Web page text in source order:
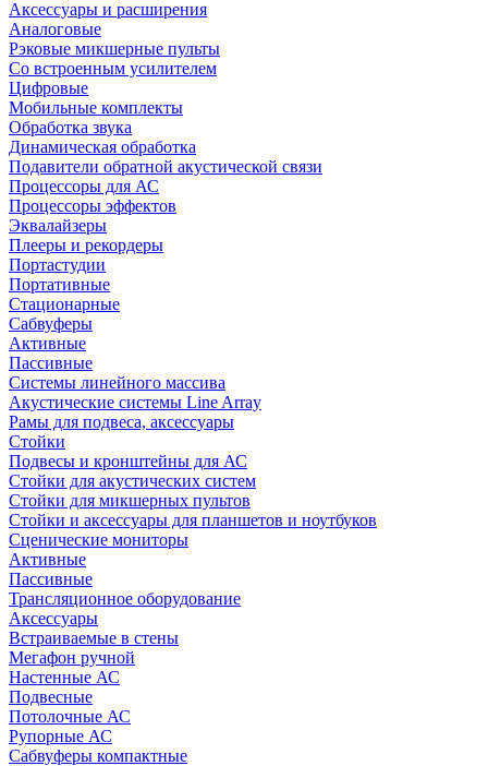
Аксессуары и расширения
Аналоговые
Рэковые микшерные пульты
Со встроенным усилителем
Цифровые
Мобильные комплекты
Обработка звука
Динамическая обработка
Подавители обратной акустической связи
Процессоры для АС
Процессоры эффектов
Эквалайзеры
Плееры и рекордеры
Портастудии
Портативные
Стационарные
Сабвуферы
Активные
Пассивные
Системы линейного массива
Акустические системы Line Array
Рамы для подвеса, аксессуары
Стойки
Подвесы и кронштейны для АС
Стойки для акустических систем
Стойки для микшерных пультов
Стойки и аксессуары для планшетов и ноутбуков
Сценические мониторы
Активные
Пассивные
Трансляционное оборудование
Аксессуары
Встраиваемые в стены
Мегафон ручной
Настенные АС
Подвесные
Потолочные АС
Рупорные АС
Сабвуферы компактные